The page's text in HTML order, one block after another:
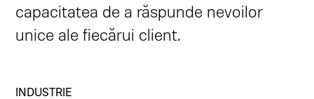
capacitatea de a răspunde nevoilor
unice ale fiecărui client.
INDUSTRIE